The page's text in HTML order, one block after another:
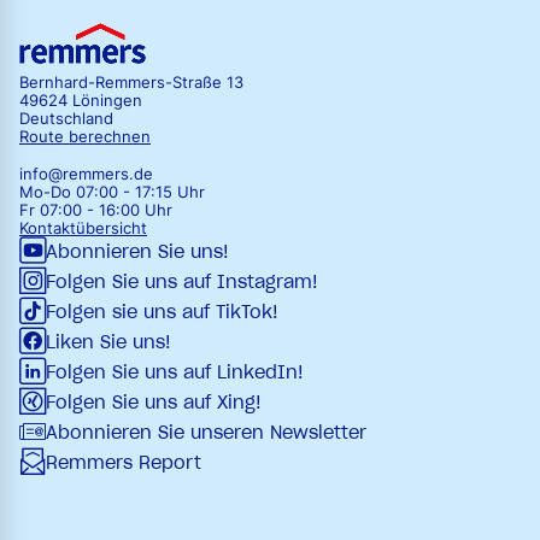
Bernhard-Remmers-Straße 13
49624 Löningen
Deutschland
Route berechnen
info@remmers.de
Mo-Do 07:00 - 17:15 Uhr
Fr 07:00 - 16:00 Uhr
Kontaktübersicht
Abonnieren Sie uns!
Folgen Sie uns auf Instagram!
Folgen sie uns auf TikTok!
Liken Sie uns!
Folgen Sie uns auf LinkedIn!
Folgen Sie uns auf Xing!
Abonnieren Sie unseren Newsletter
Remmers Report